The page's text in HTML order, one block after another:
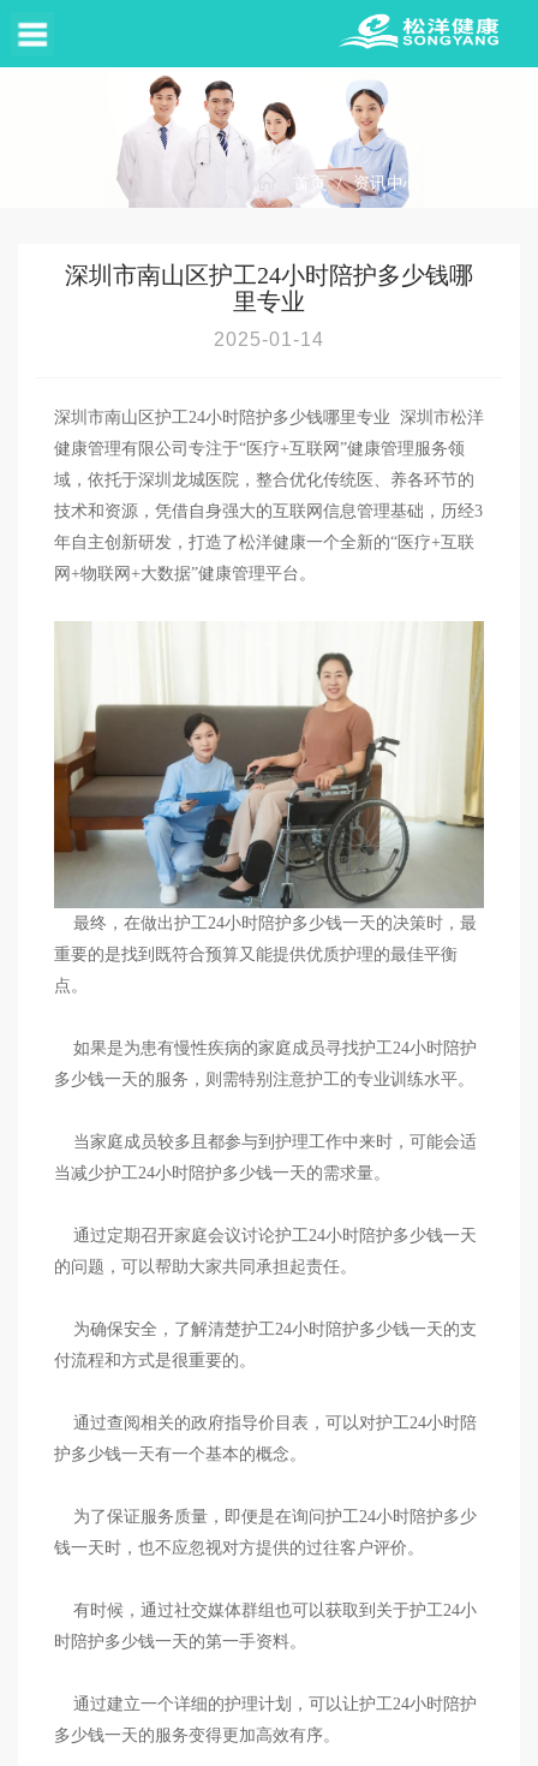
首页 / 资讯中心
深圳市南山区护工24小时陪护多少钱哪
里专业
2025-01-14
深圳市南山区护工24小时陪护多少钱哪里专业 深圳市松洋
健康管理有限公司专注于“医疗+互联网”健康管理服务领
域，依托于深圳龙城医院，整合优化传统医、养各环节的
技术和资源，凭借自身强大的互联网信息管理基础，历经3
年自主创新研发，打造了松洋健康一个全新的“医疗+互联
网+物联网+大数据”健康管理平台。
最终，在做出护工24小时陪护多少钱一天的决策时，最
重要的是找到既符合预算又能提供优质护理的最佳平衡
点。
如果是为患有慢性疾病的家庭成员寻找护工24小时陪护
多少钱一天的服务，则需特别注意护工的专业训练水平。
当家庭成员较多且都参与到护理工作中来时，可能会适
当减少护工24小时陪护多少钱一天的需求量。
通过定期召开家庭会议讨论护工24小时陪护多少钱一天
的问题，可以帮助大家共同承担起责任。
为确保安全，了解清楚护工24小时陪护多少钱一天的支
付流程和方式是很重要的。
通过查阅相关的政府指导价目表，可以对护工24小时陪
护多少钱一天有一个基本的概念。
为了保证服务质量，即便是在询问护工24小时陪护多少
钱一天时，也不应忽视对方提供的过往客户评价。
有时候，通过社交媒体群组也可以获取到关于护工24小
时陪护多少钱一天的第一手资料。
通过建立一个详细的护理计划，可以让护工24小时陪护
多少钱一天的服务变得更加高效有序。